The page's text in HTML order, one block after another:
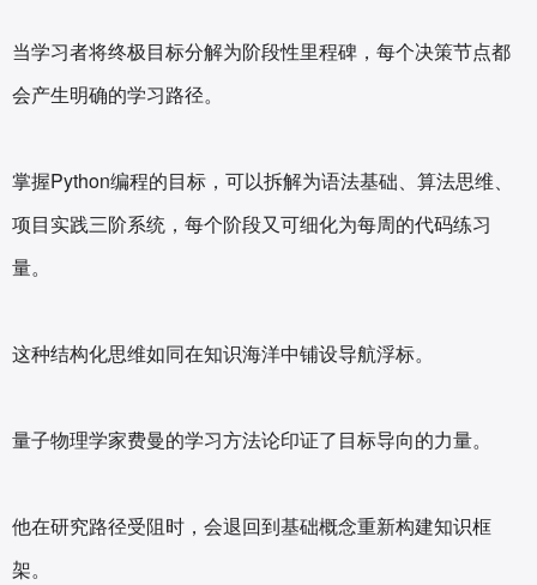
当学习者将终极目标分解为阶段性里程碑，每个决策节点都
会产生明确的学习路径。
掌握Python编程的目标，可以拆解为语法基础、算法思维、
项目实践三阶系统，每个阶段又可细化为每周的代码练习
量。
这种结构化思维如同在知识海洋中铺设导航浮标。
量子物理学家费曼的学习方法论印证了目标导向的力量。
他在研究路径受阻时，会退回到基础概念重新构建知识框
架。